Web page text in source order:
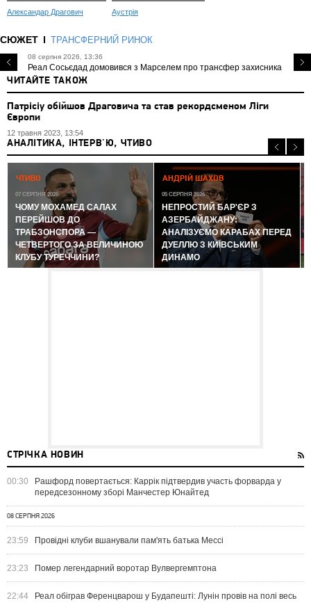
Александар Драгович Аустрія
СЮЖЕТ ТРАНСФЕРНИЙ РИНОК
08 серпня 2026, 13:36
Реал Сосьєдад домовився з Марселем про трансфер захисника
ЧИТАЙТЕ ТАКОЖ
Патрісіу обійшов Драговича та став рекордсменом Ліги
Європи
12 травня 2023, 13:54
АНАЛІТИКА, ІНТЕРВ'Ю, ЧТИВО
ЧТИВО
07 СЕРПНЯ 2026
ЧОМУ МОХАМЕД САЛАХ
ПЕРЕЙШОВ ДО
ТРАБЗОНСПОРА —
ЧЕТВЕРТОГО ЗА ВЕЛИЧИНОЮ
КЛУБУ ТУРЕЧЧИНИ?
АНДРІЙ ШАХОВ
05 СЕРПНЯ 2026
НЕПРОСТИЙ БАР'ЄР З
АЗЕРБАЙДЖАНУ:
АНАЛІЗУЄМО КАРАБАХ ПЕРЕД
ДУЕЛЛЮ З КИЇВСЬКИМ
ДИНАМО
СТРІЧКА НОВИН
00:30
Рашфорд повертається: Каррік підтвердив участь форварда у
передсезонному зборі Манчестер Юнайтед
08 СЕРПНЯ 2026
23:59 Провідні клуби вшанували пам'ять батька Мессі
23:23 Помер легендарний воротар Вулвергемптона
22:44
Реал обіграв Ференцварош у Будапешті: Лунін провів на полі весь